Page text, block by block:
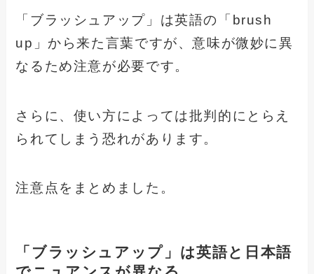
「ブラッシュアップ」は英語の「brush
up」から来た言葉ですが、意味が微妙に異
なるため注意が必要です。
さらに、使い方によっては批判的にとらえ
られてしまう恐れがあります。
注意点をまとめました。
「ブラッシュアップ」は英語と日本語